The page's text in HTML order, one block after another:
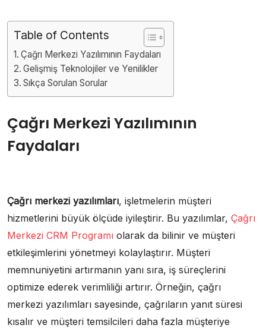
Table of Contents
Çağrı Merkezi Yazılımının Faydaları
Gelişmiş Teknolojiler ve Yenilikler
Sıkça Sorulan Sorular
Çağrı Merkezi Yazılımının
Faydaları
Çağrı merkezi yazılımları, işletmelerin müşteri
hizmetlerini büyük ölçüde iyileştirir. Bu yazılımlar, Çağrı
Merkezi CRM Programı olarak da bilinir ve müşteri
etkileşimlerini yönetmeyi kolaylaştırır. Müşteri
memnuniyetini artırmanın yanı sıra, iş süreçlerini
optimize ederek verimliliği artırır. Örneğin, çağrı
merkezi yazılımları sayesinde, çağrıların yanıt süresi
kısalır ve müşteri temsilcileri daha fazla müşteriye